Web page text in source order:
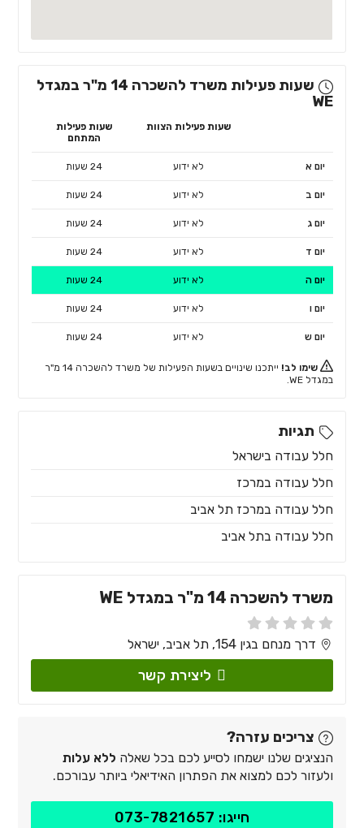
שעות פעילות משרד להשכרה 14 מ"ר במגדל
WE
שעות פעילות הצוות
שעות פעילות
המתחם
יום א לא ידוע 24 שעות
יום ב לא ידוע 24 שעות
יום ג לא ידוע 24 שעות
יום ד לא ידוע 24 שעות
יום ה לא ידוע 24 שעות
יום ו לא ידוע 24 שעות
יום ש לא ידוע 24 שעות
שימו לב!
ייתכנו שינויים בשעות הפעילות של משרד להשכרה 14 מ"ר
במגדל WE.
תגיות
חלל עבודה בישראל
חלל עבודה במרכז
חלל עבודה במרכז תל אביב
חלל עבודה בתל אביב
משרד להשכרה 14 מ"ר במגדל WE
דרך מנחם בגין 154, תל אביב, ישראל
ליצירת קשר
צריכים עזרה?
הנציגים שלנו ישמחו לסייע לכם בכל שאלה ללא עלות
ולעזור לכם למצוא את הפתרון האידיאלי ביותר עבורכם.
חייגו: 073-7821657